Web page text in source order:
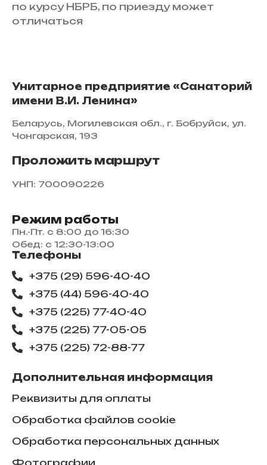
по курсу НБРБ, по приезду может
отличаться
Унитарное предприятие «Санаторий
имени В.И. Ленина»
Беларусь, Могилевская обл., г. Бобруйск, ул.
Чонгарская, 193
Проложить маршрут
УНП: 700090226
Режим работы
Пн.-Пт. с 8:00 до 16:30
Обед: с 12:30-13:00
Телефоны
+375 (29) 596-40-40
+375 (44) 596-40-40
+375 (225) 77-40-40
+375 (225) 77-05-05
+375 (225) ​72-88-77
Дополнительная информация
Реквизиты для оплаты
Обработка файлов cookie
Обработка персональных данных
Фотографии